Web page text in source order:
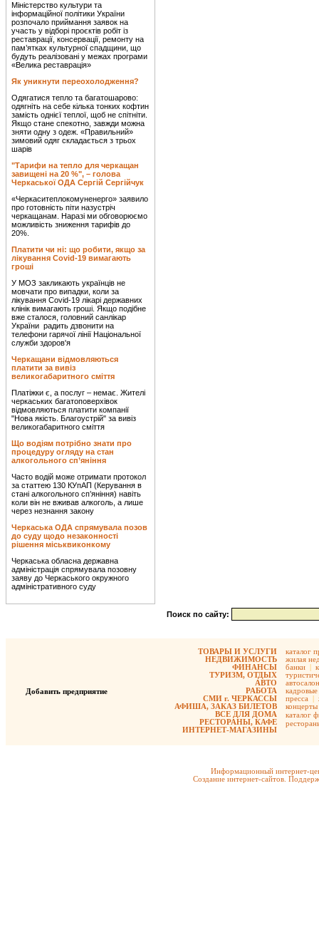
Міністерство культури та
інформаційної політики України
розпочало приймання заявок на
участь у відборі проєктів робіт із
реставрації, консервації, ремонту на
пам’ятках культурної спадщини, що
будуть реалізовані у межах програми
«Велика реставрація»
Як уникнути переохолодження?
Одягатися тепло та багатошарово:
одягніть на себе кілька тонких кофтин
замість однієї теплої, щоб не спітніти.
Якщо стане спекотно, завжди можна
зняти одну з одеж. «Правильний»
зимовий одяг складається з трьох
шарів
"Тарифи на тепло для черкащан
завищені на 20 %", – голова
Черкаської ОДА Сергій Сергійчук
«Черкаситеплокомуненерго» заявило
про готовність піти назустріч
черкащанам. Наразі ми обговорюємо
можливість зниження тарифів до
20%.
Платити чи ні: що робити, якщо за
лікування Covid-19 вимагають
гроші
У МОЗ закликають українців не
мовчати про випадки, коли за
лікування Covid-19 лікарі державних
клінік вимагають гроші. Якщо подібне
вже сталося, головний санлікар
України радить дзвонити на
телефони гарячої лінії Національної
служби здоров'я
Черкащани відмовляються
платити за вивіз
великогабаритного сміття
Платіжки є, а послуг – немає. Жителі
черкаських багатоповерхівок
відмовляються платити компанії
"Нова якість. Благоустрій" за вивіз
великогабаритного сміття
Що водіям потрібно знати про
процедуру огляду на стан
алкогольного сп’яніння
Часто водій може отримати протокол
за статтею 130 КУпАП (Керування в
стані алкогольного сп’яніння) навіть
коли він не вживав алкоголь, а лише
через незнання закону
Черкаська ОДА спрямувала позов
до суду щодо незаконності
рішення міськвиконкому
Черкаська обласна державна
адміністрація спрямувала позовну
заяву до Черкаського окружного
адміністративного суду
Поиск по сайту:
Добавить предприятие
ТОВАРЫ И УСЛУГИ
НЕДВИЖИМОСТЬ
ФИНАНСЫ
ТУРИЗМ, ОТДЫХ
АВТО
РАБОТА
СМИ г. ЧЕРКАССЫ
АФИША, ЗАКАЗ БИЛЕТОВ
ВСЕ ДЛЯ ДОМА
РЕСТОРАНЫ, КАФЕ
ИНТЕРНЕТ-МАГАЗИНЫ
каталог
жилая
банки |
кадровые
пресса |
концерты
каталог
Информационный интернет-
Создание интернет-сайтов.